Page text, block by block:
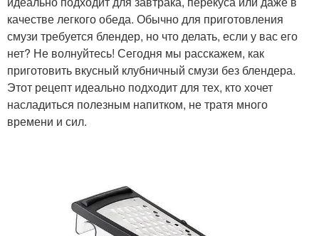
качестве легкого обеда. Обычно для приготовления
смузи требуется блендер, но что делать, если у вас его
нет? Не волнуйтесь! Сегодня мы расскажем, как
приготовить вкусный клубничный смузи без блендера.
Этот рецепт идеально подходит для тех, кто хочет
насладиться полезным напитком, не тратя много
времени и сил.